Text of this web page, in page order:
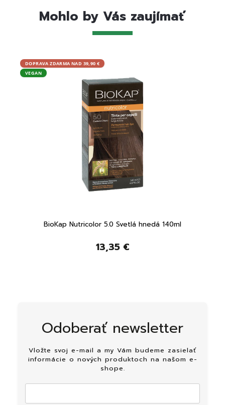
Mohlo by Vás zaujímať
DOPRAVA ZDARMA NAD 39,90 €
VEGAN
BioKap Nutricolor 5.0 Svetlá hnedá 140ml
13,35 €
Odoberať newsletter
Vložte svoj e-mail a my Vám budeme zasielať
informácie o nových produktoch na našom e-
shope.